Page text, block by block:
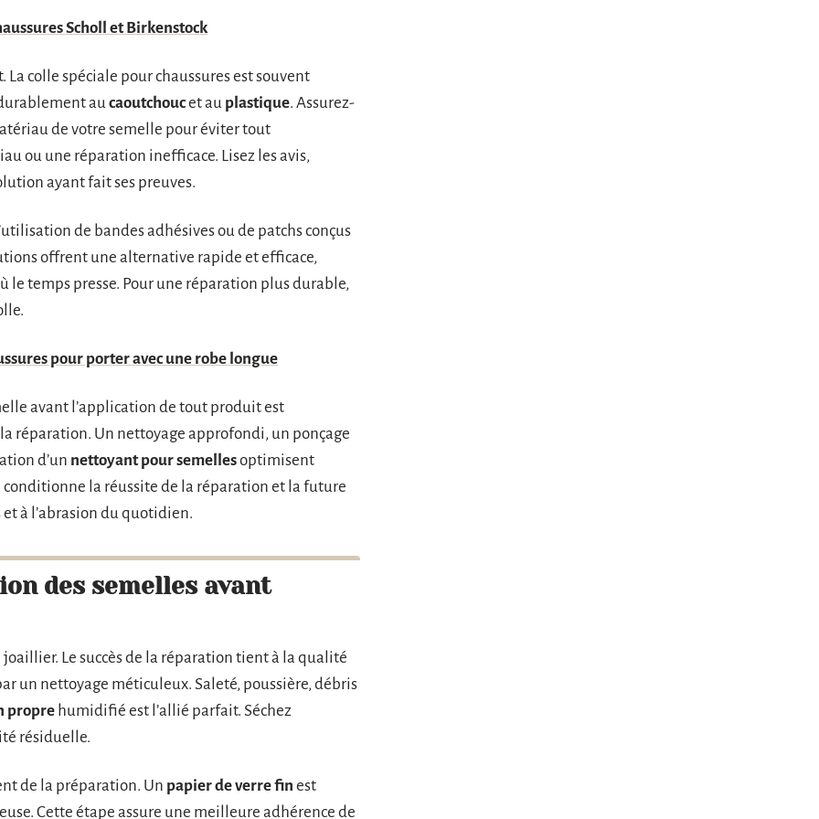
Scholl et Birkenstock
colle spéciale pour chaussures est souvent
au caoutchoucet au plastique. Assurez-
de votre semelle pour éviter tout
ou une réparation inefficace. Lisez les avis,
ayant fait ses preuves.
de bandes adhésives ou de patchs conçus
offrent une alternative rapide et efficace,
temps presse. Pour une réparation plus durable,
pour porter avec une robe longue
avant l’application de tout produit est
réparation. Un nettoyage approfondi, un ponçage
d’un nettoyant pour semellesoptimisent
la réussite de la réparation et la future
à l’abrasion du quotidien.
des semelles avant
Le succès de la réparation tient à la qualité
un nettoyage méticuleux. Saleté, poussière, débris
propre humidifié est l’allié parfait. Séchez
résiduelle.
de la préparation. Un papier de verre fin est
Cette étape assure une meilleure adhérence de